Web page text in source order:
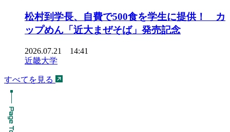
松村到学長、自費で500食を学生に提供！ カ
ップめん「近大まぜそば」発売記念
2026.07.21 14:41
近畿大学
すべてを見る